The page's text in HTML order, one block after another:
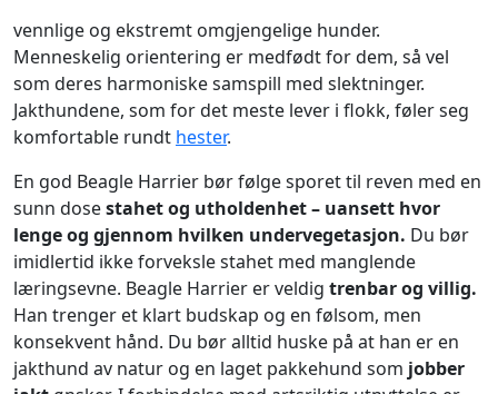
vennlige og ekstremt omgjengelige hunder.
Menneskelig orientering er medfødt for dem, så vel
som deres harmoniske samspill med slektninger.
Jakthundene, som for det meste lever i flokk, føler seg
komfortable rundt hester.
En god Beagle Harrier bør følge sporet til reven med en
sunn dosestahet og utholdenhet – uansett hvor
lenge og gjennom hvilken undervegetasjon. Du bør
imidlertid ikke forveksle stahet med manglende
læringsevne. Beagle Harrier er veldig trenbar og villig.
Han trenger et klart budskap og en følsom, men
konsekvent hånd. Du bør alltid huske på at han er en
jakthund av natur og en laget pakkehund som jobber